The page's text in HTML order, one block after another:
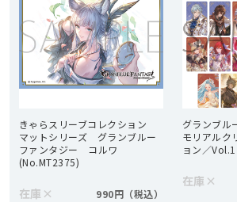
きゃらスリーブコレクション
マットシリーズ グランブルー
ファンタジー コルワ
(No.MT2375)
在庫 × 990円
グランブ
モリアルク
ョン／
在庫 ×